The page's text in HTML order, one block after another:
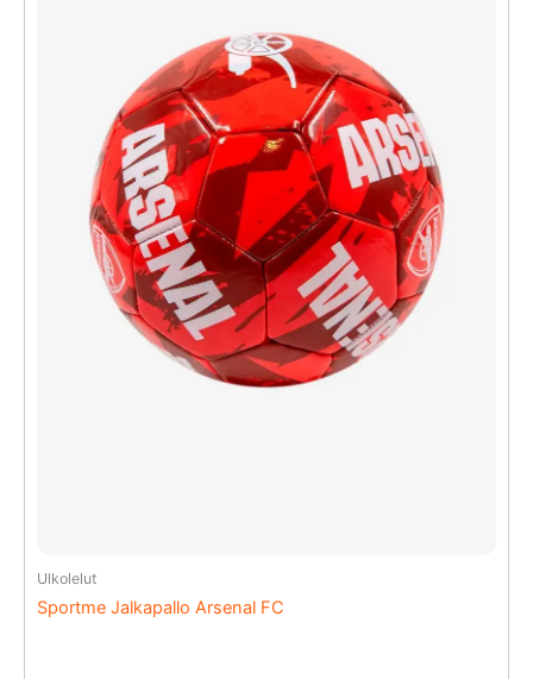
Ulkolelut
Sportme Jalkapallo Arsenal FC